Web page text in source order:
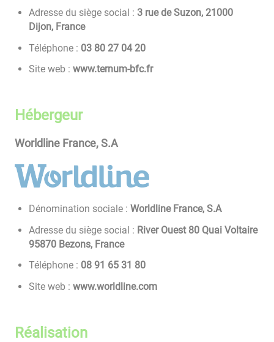
Adresse du siège social :3 rue de Suzon, 21000
Dijon, France
Téléphone : 02 40 72 08 30
Site web : www.ternum-bfc.fr
Hébergeur
Worldline France, S.A
Dénomination sociale :Worldline France, S.A
Adresse du siège social : River Ouest 80 Quai Voltaire
95870 Bezons, France
Téléphone : 08 13 56 19 80
Site web : www.worldline.com
Réalisation